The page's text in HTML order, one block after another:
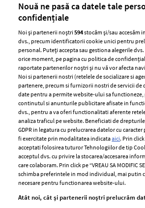
ELLE Style Awards
2024
Despre ELLE
Romania
Contact
Abonamente
Politica
femei
Nouă ne pasă ca datele tale
confidențiale
Noi și partenerii noștri594stocăm și/sau
dvs., precum identificatorii cookie unici pentru
personal. Puteți accepta sau gestiona alegerile
orice moment, pe pagina cu politica de
raportate partenerilor noștri și nu vă vor afecta
Noi si partenerii nostri (retelele de socializare si
partenere, precum si furnizorii nostri de servicii de
date pentru a permite website-ului sa
continutul si anunturile publicitare afisate in
dvs., pentru a va oferi functionalitati aferente
analiza traficul pe website. Beneficiati de
GDPR in legatura cu prelucrarea datelor cu
fi exercitate prin modalitatea indicataaici. Prin click
acceptati folosirea tuturor Tehnologiilor de tip
acceptul dvs. cu privire la stocarea/accesarea
care colaboram. Prin click pe “VREAU SA MODIFIC
schimba preferintele in mod individual, mai putin
necesare pentru functionarea website-ului.
Atât noi, cât și partenerii noștri prelucrăm